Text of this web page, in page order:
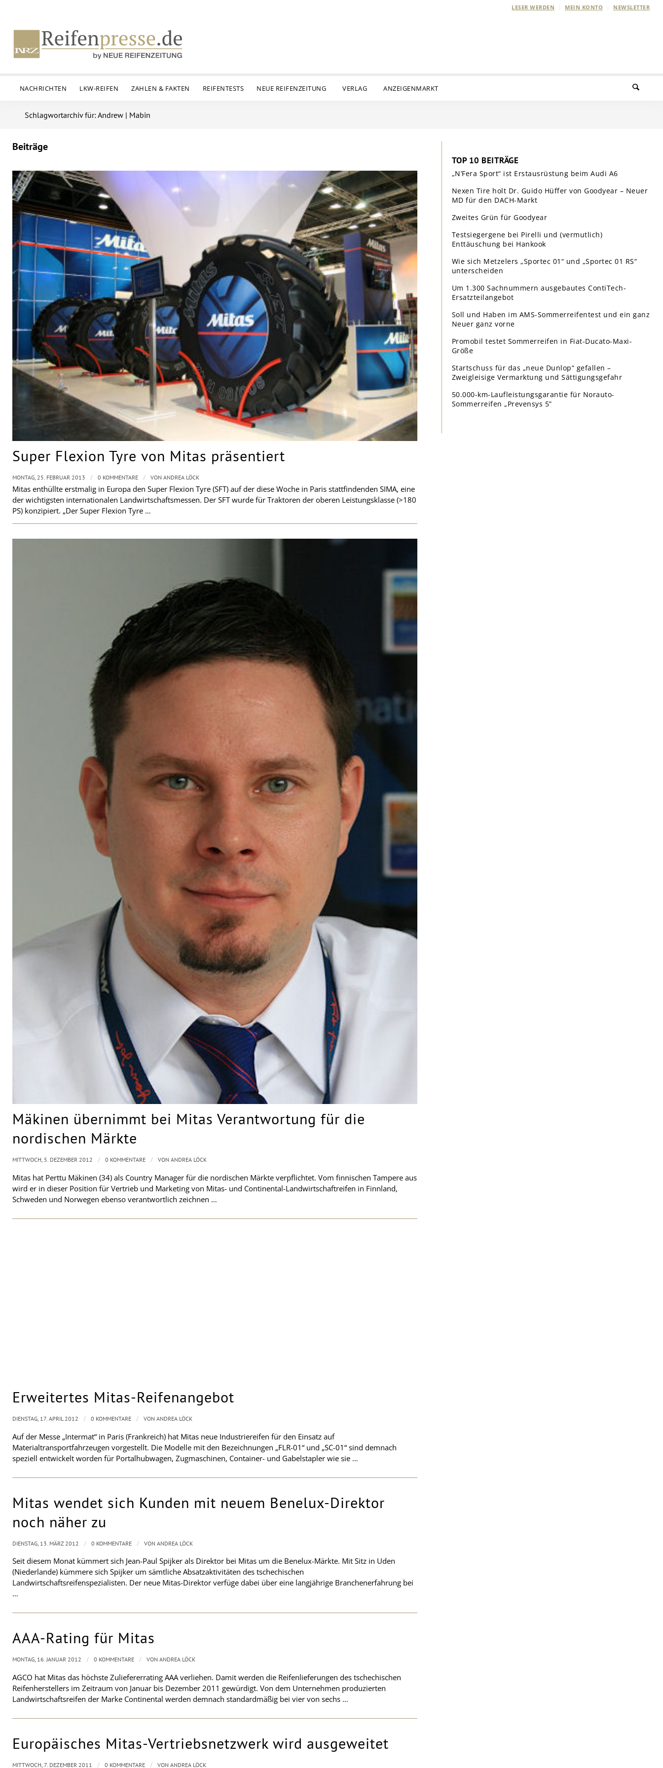
LESER WERDEN MEIN KONTO NEWSLETTER
NACHRICHTEN LKW-REIFEN ZAHLEN & FAKTEN REIFENTESTS NEUE REIFENZEITUNG VERLAG ANZEIGENMARKT
Schlagwortarchiv für: Andrew | Mabin
Beiträge
Super Flexion Tyre von Mitas präsentiert
Mitas enthüllte erstmalig in Europa den Super Flexion Tyre (SFT) auf der diese Woche in Paris stattfindenden SIMA, eine
der wichtigsten internationalen Landwirtschaftsmessen. Der SFT wurde für Traktoren der oberen Leistungsklasse (>180
PS) konzipiert. „Der Super Flexion Tyre …
MONTAG, 25. FEBRUAR 2013 / 0 KOMMENTARE / VON ANDREA LÖCK
Mäkinen übernimmt bei Mitas Verantwortung für die
nordischen Märkte
Mitas hat Perttu Mäkinen (34) als Country Manager für die nordischen Märkte verpflichtet. Vom finnischen Tampere aus
wird er in dieser Position für Vertrieb und Marketing von Mitas- und Continental-Landwirtschaftreifen in Finnland,
Schweden und Norwegen ebenso verantwortlich zeichnen …
MITTWOCH, 5. DEZEMBER 2012 / 0 KOMMENTARE / VON ANDREA LÖCK
Erweitertes Mitas-Reifenangebot
Auf der Messe „Intermat“ in Paris (Frankreich) hat Mitas neue Industriereifen für den Einsatz auf
Materialtransportfahrzeugen vorgestellt. Die Modelle mit den Bezeichnungen „FLR-01“ und „SC-01“ sind demnach
speziell entwickelt worden für Portalhubwagen, Zugmaschinen, Container- und Gabelstapler wie sie …
DIENSTAG, 17. APRIL 2012 / 0 KOMMENTARE / VON ANDREA LÖCK
Mitas wendet sich Kunden mit neuem Benelux-Direktor
noch näher zu
Seit diesem Monat kümmert sich Jean-Paul Spijker als Direktor bei Mitas um die Benelux-Märkte. Mit Sitz in Uden
(Niederlande) kümmere sich Spijker um sämtliche Absatzaktivitäten des tschechischen
Landwirtschaftsreifenspezialisten. Der neue Mitas-Direktor verfüge dabei über eine langjährige Branchenerfahrung bei
…
DIENSTAG, 13. MÄRZ 2012 / 0 KOMMENTARE / VON ANDREA LÖCK
AAA-Rating für Mitas
AGCO hat Mitas das höchste Zuliefererrating AAA verliehen. Damit werden die Reifenlieferungen des tschechischen
Reifenherstellers im Zeitraum von Januar bis Dezember 2011 gewürdigt. Von dem Unternehmen produzierten
Landwirtschaftsreifen der Marke Continental werden demnach standardmäßig bei vier von sechs …
MONTAG, 16. JANUAR 2012 / 0 KOMMENTARE / VON ANDREA LÖCK
Europäisches Mitas-Vertriebsnetzwerk wird ausgeweitet
MITTWOCH, 7. DEZEMBER 2011 / 0 KOMMENTARE / VON ANDREA LÖCK
TOP 10 BEITRÄGE
„N’Fera Sport“ ist Erstausrüstung beim Audi A6
Nexen Tire holt Dr. Guido Hüffer von Goodyear – Neuer
MD für den DACH-Markt
Zweites Grün für Goodyear
Testsiegergene bei Pirelli und (vermutlich)
Enttäuschung bei Hankook
Wie sich Metzelers „Sportec 01“ und „Sportec 01 RS“
unterscheiden
Um 1.300 Sachnummern ausgebautes ContiTech-
Ersatzteilangebot
Soll und Haben im AMS-Sommerreifentest und ein ganz
Neuer ganz vorne
Promobil testet Sommerreifen in Fiat-Ducato-Maxi-
Größe
Startschuss für das „neue Dunlop“ gefallen –
Zweigleisige Vermarktung und Sättigungsgefahr
50.000-km-Laufleistungsgarantie für Norauto-
Sommerreifen „Prevensys 5”